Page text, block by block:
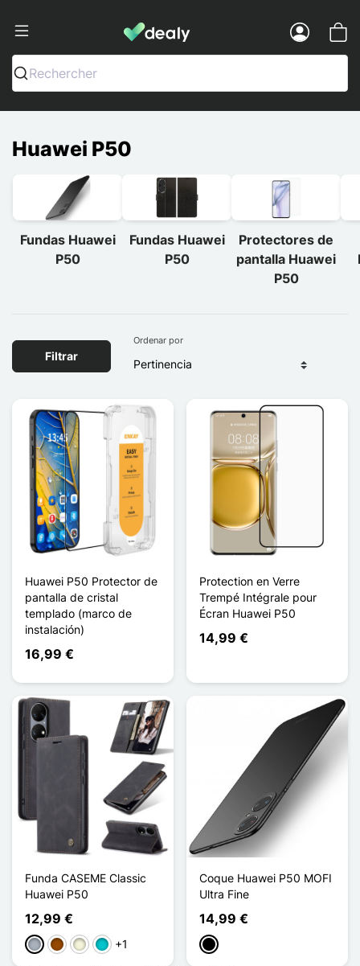
Dealy - Fundas y accesorios para
Rechercher
Huawei P50
Fundas Huawei
P50
Fundas Huawei
P50
Protectores de
pantalla Huawei
P50
Filtrar
Ordenar por
Huawei P50 Protector de
pantalla de cristal
templado (marco de
instalación)
16,99 €
Protection en Verre
Trempé Intégrale pour
Écran Huawei P50
14,99 €
Funda CASEME Classic
Huawei P50
12,99 €
Gris MarrónBeigeTurquesa
+1
Coque Huawei P50 MOFI
Ultra Fine
14,99 €
Negro